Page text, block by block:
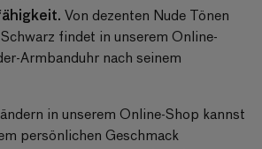
Von dezenten Nude Tönen
findet in unserem Online-
Armbanduhr nach seinem
in unserem Online-Shop kannst
persönlichen Geschmack